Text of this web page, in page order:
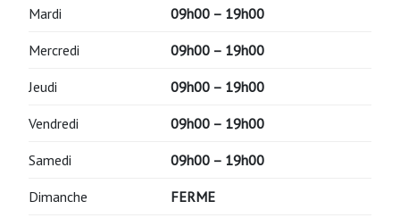
Mardi 09h00 – 19h00
Mercredi 09h00 – 19h00
Jeudi 09h00 – 19h00
Vendredi 09h00 – 19h00
Samedi 09h00 – 19h00
Dimanche FERME